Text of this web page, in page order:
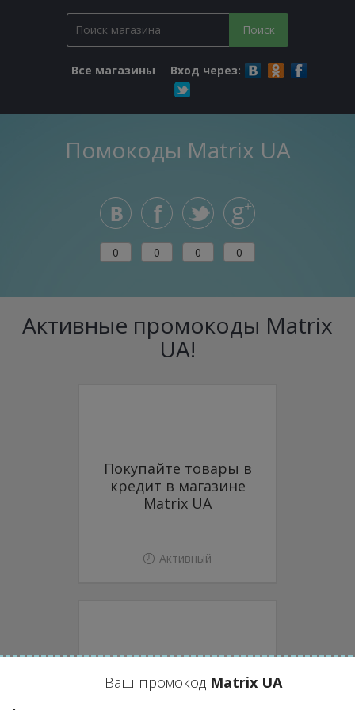
Все магазины Вход через:
Помокоды Matrix UA
0 0 0 0
Активные промокоды Matrix
UA!
Покупайте товары в
кредит в магазине
Matrix UA
Активный
Акции и
Ваш промокод Matrix UA